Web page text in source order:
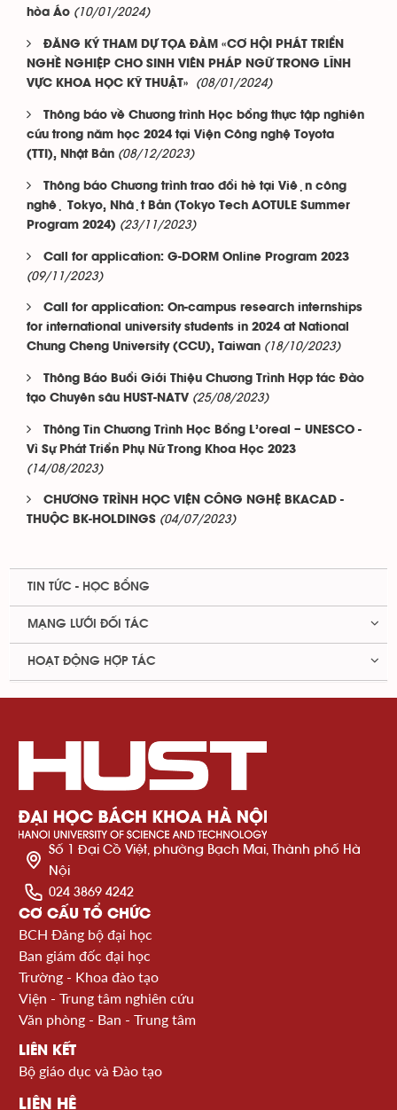
hòa Áo (10/01/2024)
ĐĂNG KÝ THAM DỰ TỌA ĐÀM «CƠ HỘI PHÁT TRIỂN
NGHỀ NGHIỆP CHO SINH VIÊN PHÁP NGỮ TRONG LĨNH
VỰC KHOA HỌC KỸ THUẬT»
(08/01/2024)
Thông báo về Chương trình Học bổng thực tập nghiên
cứu trong năm học 2024 tại Viện Công nghệ Toyota
(TTI), Nhật Bản (08/12/2023)
Thông báo Chương trình trao đổi hè tại Viện công
nghệ Tokyo, Nhật Bản (Tokyo Tech AOTULE Summer
Program 2024) (23/11/2023)
Call for application: G-DORM Online Program 2023
(09/11/2023)
Call for application: On-campus research internships
for international university students in 2024 at National
Chung Cheng University (CCU), Taiwan (18/10/2023)
Thông Báo Buổi Giới Thiệu Chương Trình Hợp tác Đào
tạo Chuyên sâu HUST-NATV (25/08/2023)
Thông Tin Chương Trình Học Bổng L’oreal – UNESCO -
Vì Sự Phát Triển Phụ Nữ Trong Khoa Học 2023
(14/08/2023)
CHƯƠNG TRÌNH HỌC VIỆN CÔNG NGHỆ BKACAD -
THUỘC BK-HOLDINGS (04/07/2023)
TIN TỨC - HỌC BỔNG
MẠNG LƯỚI ĐỐI TÁC
HOẠT ĐỘNG HỢP TÁC
Số 1 Đại Cồ Việt, phường Bạch Mai, Thành phố Hà
Nội
024 3869 4242
CƠ CẤU TỔ CHỨC
BCH Đảng bộ đại học
Ban giám đốc đại học
Trường - Khoa đào tạo
Viện - Trung tâm nghiên cứu
Văn phòng - Ban - Trung tâm
LIÊN KẾT
Bộ giáo dục và Đào tạo
LIÊN HỆ